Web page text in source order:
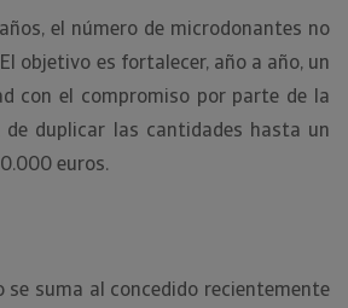
el número de microdonantes no
objetivo es fortalecer, año a año, un
con el compromiso por parte de la
de duplicar las cantidades hasta un
euros.
se suma al concedido recientemente